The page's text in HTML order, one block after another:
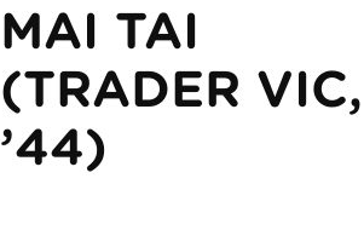
MAI TAI
(TRADER VIC,
’44)